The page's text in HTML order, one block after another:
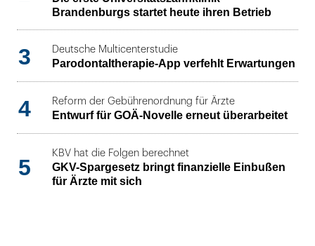
Brandenburgs startet heute ihren Betrieb
3 Deutsche Multicenterstudie
Parodontaltherapie-App verfehlt Erwartungen
4 Reform der Gebührenordnung für Ärzte
Entwurf für GOÄ-Novelle erneut überarbeitet
5
KBV hat die Folgen berechnet
GKV-Spargesetz bringt finanzielle Einbußen
für Ärzte mit sich